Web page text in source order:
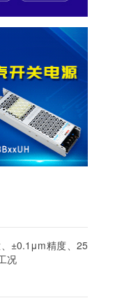
±0.1μm精度、25
况